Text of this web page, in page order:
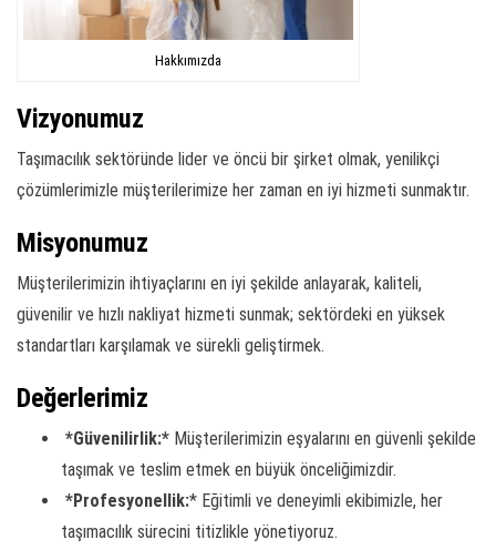
Hakkımızda
Vizyonumuz
Taşımacılık sektöründe lider ve öncü bir şirket olmak, yenilikçi
çözümlerimizle müşterilerimize her zaman en iyi hizmeti sunmaktır.
Misyonumuz
Müşterilerimizin ihtiyaçlarını en iyi şekilde anlayarak, kaliteli,
güvenilir ve hızlı nakliyat hizmeti sunmak; sektördeki en yüksek
standartları karşılamak ve sürekli geliştirmek.
Değerlerimiz
*Güvenilirlik:* Müşterilerimizin eşyalarını en güvenli şekilde
taşımak ve teslim etmek en büyük önceliğimizdir.
*Profesyonellik:* Eğitimli ve deneyimli ekibimizle, her
taşımacılık sürecini titizlikle yönetiyoruz.